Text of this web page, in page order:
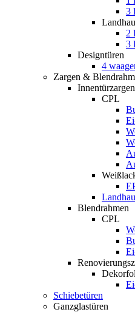
3
2
3
Designtüren
4
Zargen &
Innentürzargen
CPL
Blendrahmen
CPL
Schiebetüren
Ganzglastüren